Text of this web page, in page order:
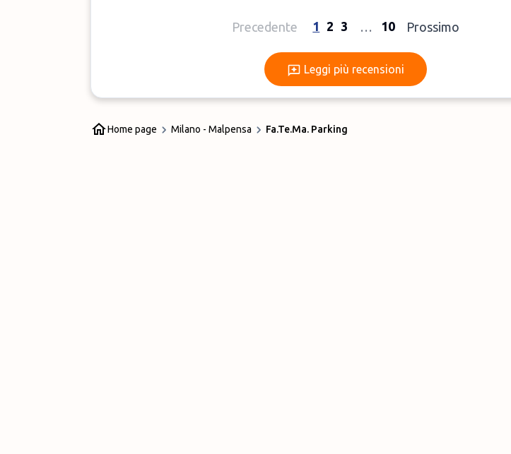
Precedente 1 2 3 … 10 Prossimo
Leggi più recensioni
Leggi più recensioni
Home page Milano - Malpensa Fa.Te.Ma. Parking